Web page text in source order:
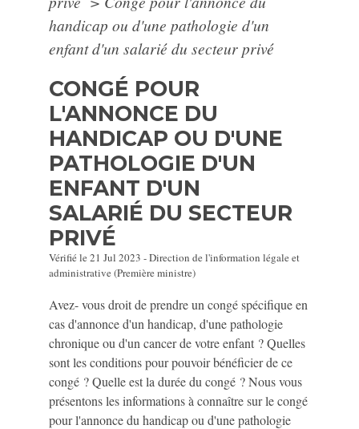
handicap ou d'une pathologie d'un
enfant d'un salarié du secteur privé
CONGÉ POUR
L'ANNONCE DU
HANDICAP OU D'UNE
PATHOLOGIE D'UN
ENFANT D'UN
SALARIÉ DU SECTEUR
PRIVÉ
Vérifié le 21 Jul 2023 - Direction de l'information légale et
administrative (Première ministre)
Avez- vous droit de prendre un congé spécifique en
cas d'annonce d'un handicap, d'une pathologie
chronique ou d'un cancer de votre enfant ? Quelles
sont les conditions pour pouvoir bénéficier de ce
congé ? Quelle est la durée du congé ? Nous vous
présentons les informations à connaître sur le congé
pour l'annonce du handicap ou d'une pathologie